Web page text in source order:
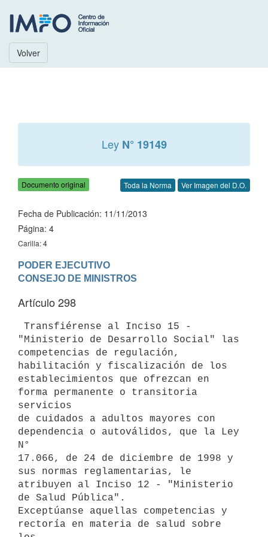
Volver
Ley N° 19149
Documento original Toda la Norma Ver Imagen del D.O.
Fecha de Publicación: 11/11/2013
Página: 4
Carilla: 4
PODER EJECUTIVO
Artículo 298
"Ministerio de Desarrollo Social" las
competencias de regulación,
habilitación y fiscalización de los
establecimientos que ofrezcan en
forma permanente o transitoria
servicios
de cuidados a adultos mayores con
dependencia o autoválidos, que la Ley
N°
17.066, de 24 de diciembre de 1998 y
sus normas reglamentarias, le
atribuyen al Inciso 12 - "Ministerio
de Salud Pública".
Exceptúanse aquellas competencias y
rectoría en materia de salud sobre